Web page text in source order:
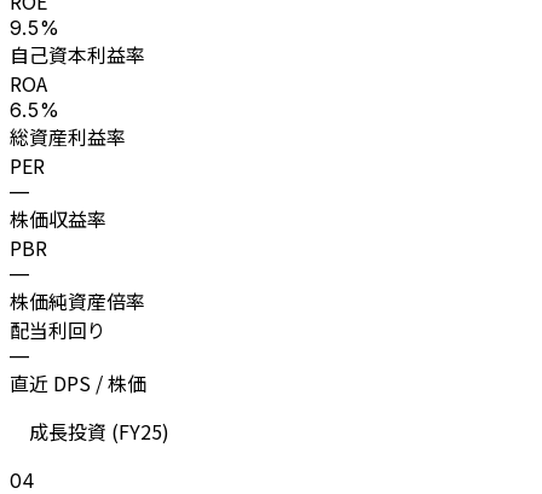
9.5%
自己資本利益率
ROA
6.5%
総資産利益率
PER
—
株価収益率
PBR
—
株価純資産倍率
配当利回り
—
直近 DPS / 株価
成長投資 (FY25)
04